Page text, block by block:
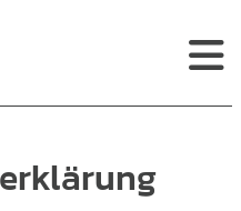
Mitarbeit